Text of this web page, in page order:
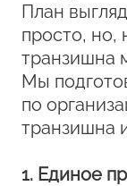
План
просто, но,
транзишна
Мы
по
транзишна
1. Единое